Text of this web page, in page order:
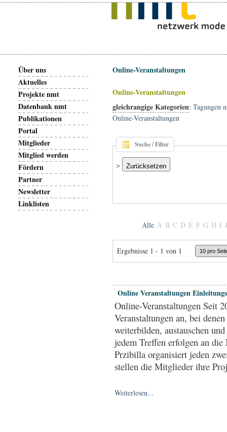
Online-Veranstaltungen
Online-Veranstaltungen
gleichrangige Kategorien:Tagungen
Online-Veranstaltungen
Suche / Filter
> Zurücksetzen
Alle A B C D E F G H I
Ergebnisse 1 - 1 von 1
Online Veranstaltungen
Online-Veranstaltungen Seit
Veranstaltungen an, bei
weiterbilden, austauschen
jedem Treffen erfolgen an
Przibilla organisiert jeden
stellen die Mitglieder ihre
Weiterlesen...
Über uns
Aktuelles
Projekte nmt
Datenbank nmt
Publikationen
Portal
Mitglieder
Mitglied werden
Fördern
Partner
Newsletter
Linklisten